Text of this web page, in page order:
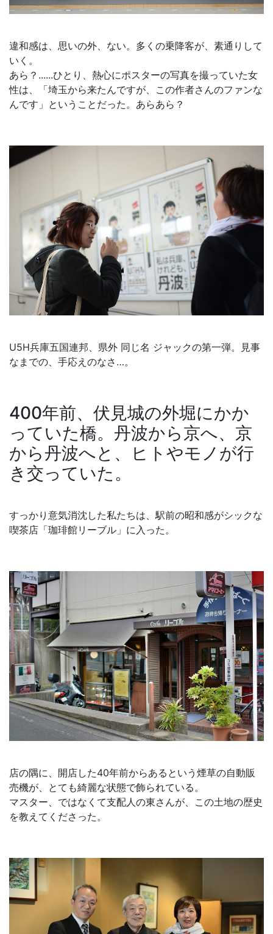
違和感は、思いの外、ない。多くの乗降客が、素通りして
いく。
あら？......ひとり、熱心にポスターの写真を撮っていた女
性は、「埼玉から来たんですが、この作者さんのファンな
んです」ということだった。あらあら？
U5H兵庫五国連邦、県外 同じ名 ジャックの第一弾。見事
なまでの、手応えのなさ…。
400年前、伏見城の外堀にかか
っていた橋。丹波から京へ、京
から丹波へと、ヒトやモノが行
き交っていた。
すっかり意気消沈した私たちは、駅前の昭和感がシックな
喫茶店「珈琲館リーブル」に入った。
店の隅に、開店した40年前からあるという煙草の自動販
売機が、とても綺麗な状態で飾られている。
マスター、ではなくて支配人の東さんが、この土地の歴史
を教えてくださった。